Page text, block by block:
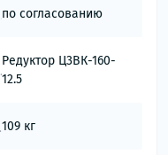
по согласованию
Редуктор Ц3ВК-160-
12.5
109 кг